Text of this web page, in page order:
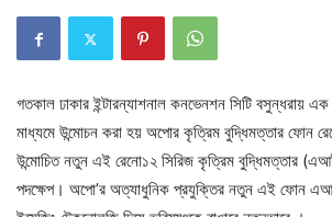
গতকাল ঢাকার ইন্টারন্যাশনাল কনভেনশন সিটি বসুন্ধরায়
মাধ্যমে উন্মোচন করা হয় অপোর কৃত্রিম বুদ্ধিমত্তার ফোন
উন্মোচিত নতুন এই রেনো১২ সিরিজ কৃত্রিম বুদ্ধিমত্তার
পদক্ষেপ। অপো’র অত্যাধুনিক প্রযুক্তির নতুন এই ফোন